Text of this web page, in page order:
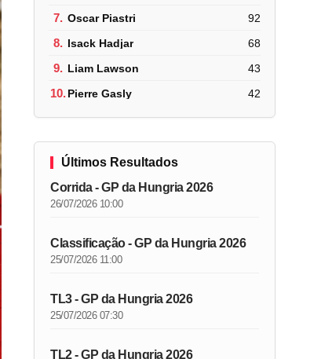
7. Oscar Piastri 92
8. Isack Hadjar 68
9. Liam Lawson 43
10.Pierre Gasly 42
Últimos Resultados
Corrida - GP da Hungria 2026
26/07/2026 10:00
Classificação - GP da Hungria 2026
25/07/2026 11:00
TL3 - GP da Hungria 2026
25/07/2026 07:30
TL2 - GP da Hungria 2026